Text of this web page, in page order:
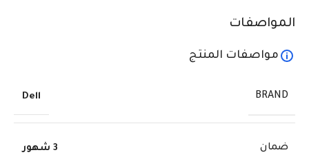
المواصفات
مواصفات المنتج
BRAND
Dell
ضمان 3 شهور